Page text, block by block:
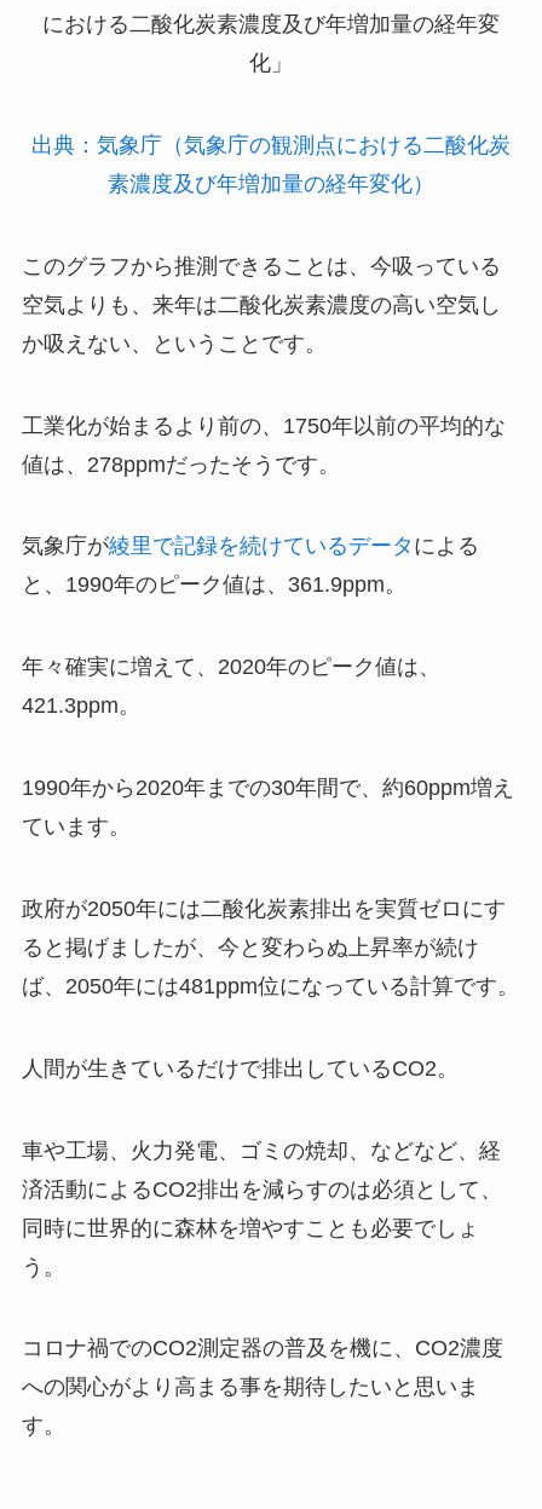
出典：気象庁（気象庁の観測点における二酸化炭
素濃度及び年増加量の経年変化）
このグラフから推測できることは、今吸っている
空気よりも、来年は二酸化炭素濃度の高い空気し
か吸えない、ということです。
工業化が始まるより前の、1750年以前の平均的な
値は、278ppmだったそうです。
気象庁が綾里で記録を続けているデータ による
と、1990年のピーク値は、361.9ppm。
年々確実に増えて、2020年のピーク値は、
421.3ppm。
1990年から2020年までの30年間で、約60ppm増え
ています。
政府が2050年には二酸化炭素排出を実質ゼロにす
ると掲げましたが、今と変わらぬ上昇率が続け
ば、2050年には481ppm位になっている計算です。
人間が生きているだけで排出しているCO2。
車や工場、火力発電、ゴミの焼却、などなど、経
済活動によるCO2排出を減らすのは必須として、
同時に世界的に森林を増やすことも必要でしょ
う。
コロナ禍でのCO2測定器の普及を機に、CO2濃度
への関心がより高まる事を期待したいと思いま
す。